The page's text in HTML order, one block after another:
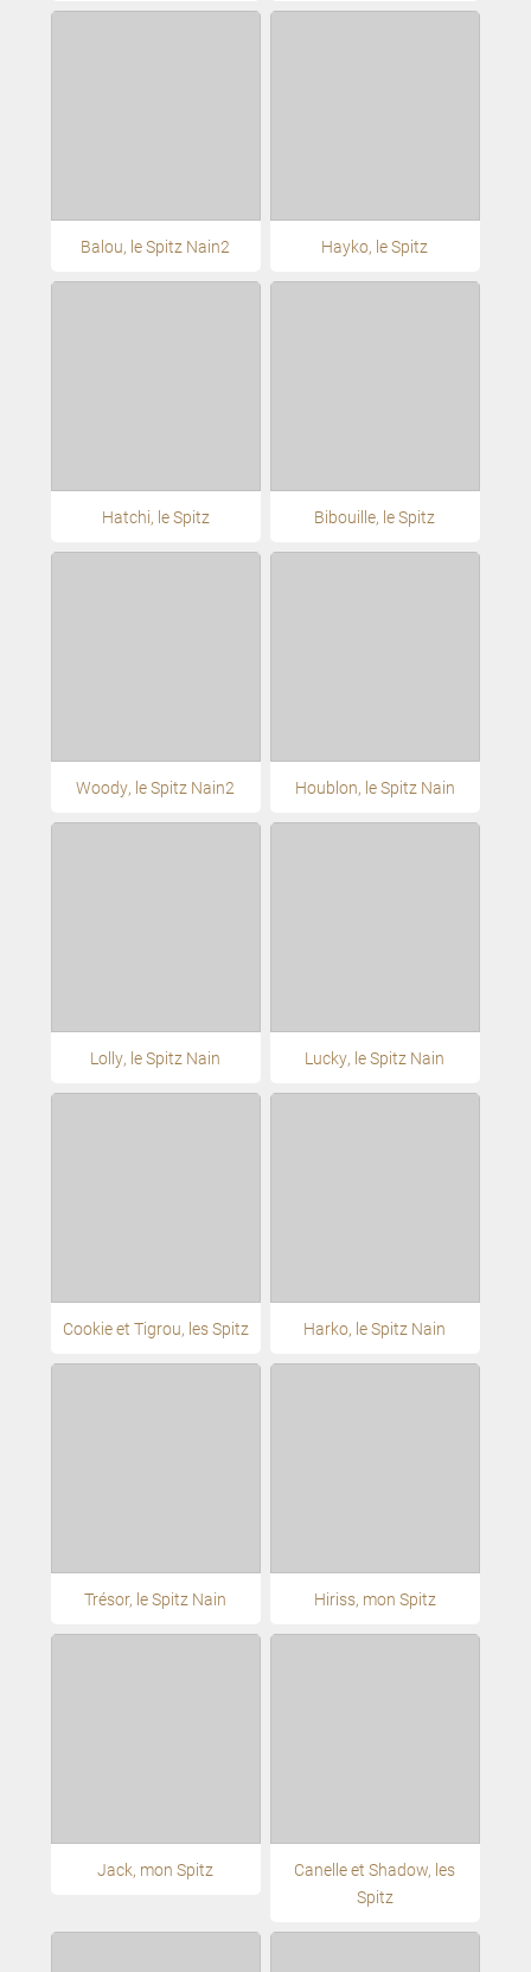
Balou, le Spitz Nain2 Hayko, le Spitz
Hatchi, le Spitz Bibouille, le Spitz
Woody, le Spitz Nain2 Houblon, le Spitz Nain
Lolly, le Spitz Nain Lucky, le Spitz Nain
Cookie et Tigrou, les Spitz Harko, le Spitz Nain
Trésor, le Spitz Nain Hiriss, mon Spitz
Jack, mon Spitz
Canelle et Shadow, les
Spitz